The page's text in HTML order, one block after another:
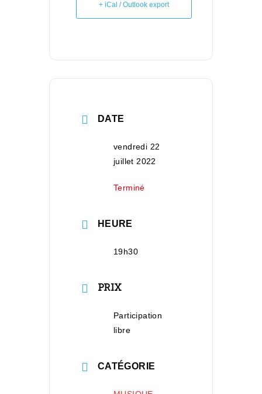
+ iCal / Outlook export
DATE
vendredi 22
juillet 2022
Terminé
HEURE
19h30
PRIX
Participation
libre
CATÉGORIE